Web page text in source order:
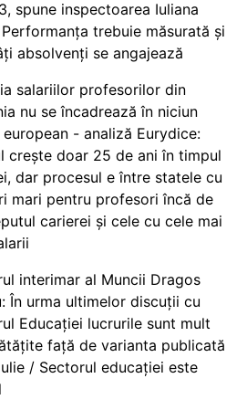
spune inspectoarea Iuliana
trebuie măsurată și
absolvenți se angajează
salariilor profesorilor din
nu se încadrează în niciun
- analiză Eurydice:
crește doar 25 de ani în timpul
dar procesul e între statele cu
mari pentru profesori încă de
carierei și cele cu cele mai
interimar al Muncii Dragos
În urma ultimelor discuții cu
Educației lucrurile sunt mult
față de varianta publicată
/ Sectorul educației este